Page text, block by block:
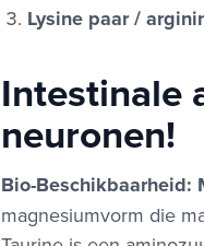
Lysine paar /
Intestinale
neuronen!
Bio-Beschikbaarheid:
magnesiumvorm die